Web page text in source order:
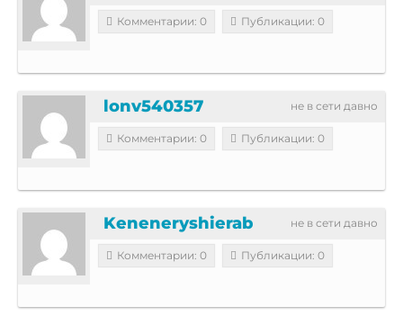
Комментарии: 0 Публикации: 0
не в сети давно
lonv540357
Комментарии: 0 Публикации: 0
не в сети давно
Keneneryshierab
Комментарии: 0 Публикации: 0